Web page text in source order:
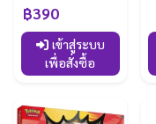
฿390
เข้าสู่ระบบ
เพื่อสั่งซื้อ